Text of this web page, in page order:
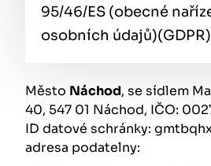
95/46/ES (obecné
osobních údajů)(GDPR)
Město Náchod, se sídlem
40, 547 01 Náchod, IČO:
ID datové schránky:
adresa podatelny: